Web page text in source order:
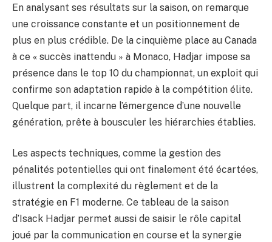
En analysant ses résultats sur la saison, on remarque
une croissance constante et un positionnement de
plus en plus crédible. De la cinquième place au Canada
à ce « succès inattendu » à Monaco, Hadjar impose sa
présence dans le top 10 du championnat, un exploit qui
confirme son adaptation rapide à la compétition élite.
Quelque part, il incarne l’émergence d’une nouvelle
génération, prête à bousculer les hiérarchies établies.
Les aspects techniques, comme la gestion des
pénalités potentielles qui ont finalement été écartées,
illustrent la complexité du règlement et de la
stratégie en F1 moderne. Ce tableau de la saison
d’Isack Hadjar permet aussi de saisir le rôle capital
joué par la communication en course et la synergie